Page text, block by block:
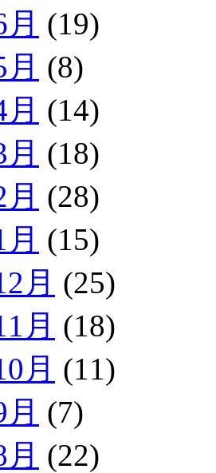
(19)
(8)
(14)
(18)
(28)
(15)
月 (25)
月 (18)
月 (11)
(7)
(22)